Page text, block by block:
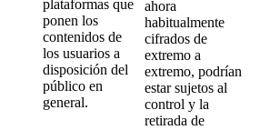
plataformas que
ponen los
contenidos de
los usuarios a
disposición del
público en
general.
ahora
habitualmente
cifrados de
extremo a
extremo, podrían
estar sujetos al
control y la
retirada de